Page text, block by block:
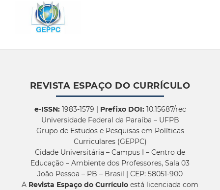
REVISTA ESPAÇO DO CURRÍCULO
e-ISSN:1983-1579 | Prefixo DOI:10.15687/rec
Universidade Federal da Paraíba – UFPB
Grupo de Estudos e Pesquisas em Políticas
Curriculares (GEPPC)
Cidade Universitária – Campus I – Centro de
Educação – Ambiente dos Professores, Sala 03
João Pessoa – PB – Brasil | CEP: 58051-900
A Revista Espaço do Currículo está licenciada com